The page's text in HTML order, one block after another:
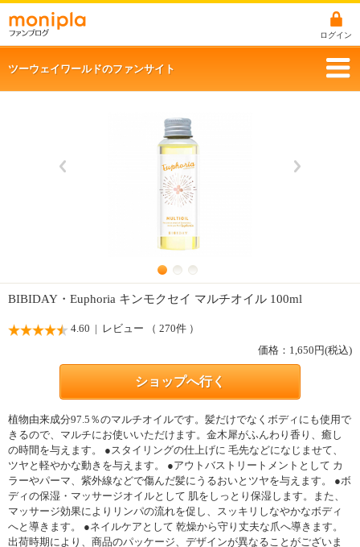
ログイン
ツーウェイワールドのファンサイト
BIBIDAY・Euphoria キンモクセイ マルチオイル 100ml
4.60 | レビュー （ 270件 ）
価格： 1,650円(税込)
ショップへ行く
植物由来成分97.5％のマルチオイルです。髪だけでなくボディにも使用で
きるので、マルチにお使いいただけます。金木犀がふんわり香り、癒し
の時間を与えます。 ●スタイリングの仕上げに 毛先などになじませて、
ツヤと軽やかな動きを与えます。 ●アウトバストリートメントとして カ
ラーやパーマ、紫外線などで傷んだ髪にうるおいとツヤを与えます。 ●ボ
ディの保湿・マッサージオイルとして 肌をしっとり保湿します。また、
マッサージ効果によりリンパの流れを促し、スッキリしなやかなボディ
へと導きます。 ●ネイルケアとして 乾燥から守り丈夫な爪へ導きます。
出荷時期により、商品のパッケージ、デザインが異なることがございま